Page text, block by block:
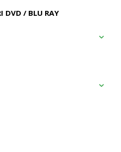
DVD / BLU RAY